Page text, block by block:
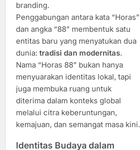
branding.
Penggabungan antara kata “Horas”
dan angka “88” membentuk satu
entitas baru yang menyatukan dua
dunia: tradisi dan modernitas.
Nama “Horas 88” bukan hanya
menyuarakan identitas lokal, tapi
juga membuka ruang untuk
diterima dalam konteks global
melalui citra keberuntungan,
kemajuan, dan semangat masa kini.
Identitas Budaya dalam